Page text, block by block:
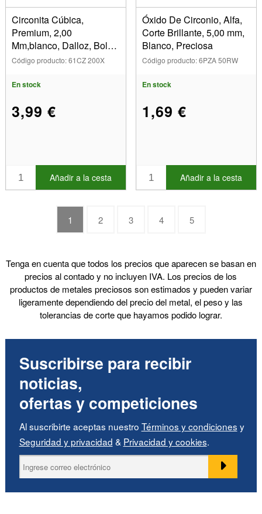
Circonita Cúbica,
Premium, 2,00
Mm,blanco, Dalloz, Bolsa
De 10
Código producto: 61CZ 200X
En stock
3,99 €
Añadir a la cesta
Óxido De Circonio, Alfa,
Corte Brillante, 5,00 mm,
Blanco, Preciosa
Código producto: 6PZA 50RW
En stock
1,69 €
Añadir a la cesta
1 2 3 4 5
Tenga en cuenta que todos los precios que aparecen se basan en
precios al contado y no incluyen IVA. Los precios de los
productos de metales preciosos son estimados y pueden variar
ligeramente dependiendo del precio del metal, el peso y las
tolerancias de corte que hayamos podido lograr.
Suscribirse para recibir
noticias,
ofertas y competiciones
Al suscribirte aceptas nuestro Términos y condiciones y
Seguridad y privacidad & Privacidad y cookies.